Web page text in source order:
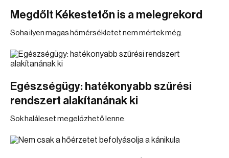
Megdőlt Kékestetőn is a melegrekord
Soha ilyen magas hőmérsékletet nem mértek még.
Egészségügy: hatékonyabb szűrési
rendszert alakítanának ki
Sok haláleset megelőzhető lenne.